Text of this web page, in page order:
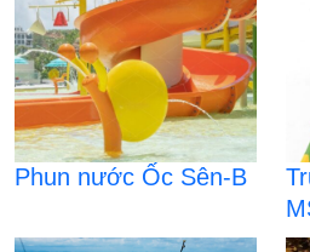
Phun nước Ốc Sên-B